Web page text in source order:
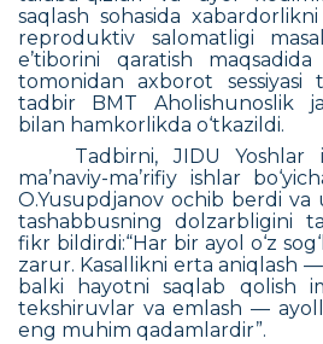
saqlash sohasida
reproduktiv salomatligi
e’tiborini qaratish
tomonidan axborot sessiyasi
tadbir BMT Aholishunoslik
bilan hamkorlikda o‘tkazildi.
Tadbirni,JIDU Yoshlar
ma’naviy-ma’rifiy ishlar
O.Yusupdjanov ochib berdi va
tashabbusning dolzarbligini
fikr bildirdi:“Har bir ayol o‘z
zarur. Kasallikni erta aniqlash
balki hayotni saqlab qolish
tekshiruvlar va emlash —
eng muhim qadamlardir”.